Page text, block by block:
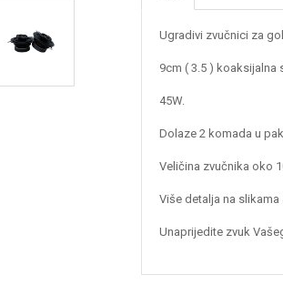
Ugradivi zvučnici za
9cm ( 3.5 ) koaksijalna
45W.
Dolaze 2 komada u
Veličina zvučnika oko
Više detalja na
Unaprijedite zvuk